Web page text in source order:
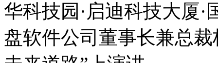
华科技园·启迪科技大厦
盘软件公司董事长兼总